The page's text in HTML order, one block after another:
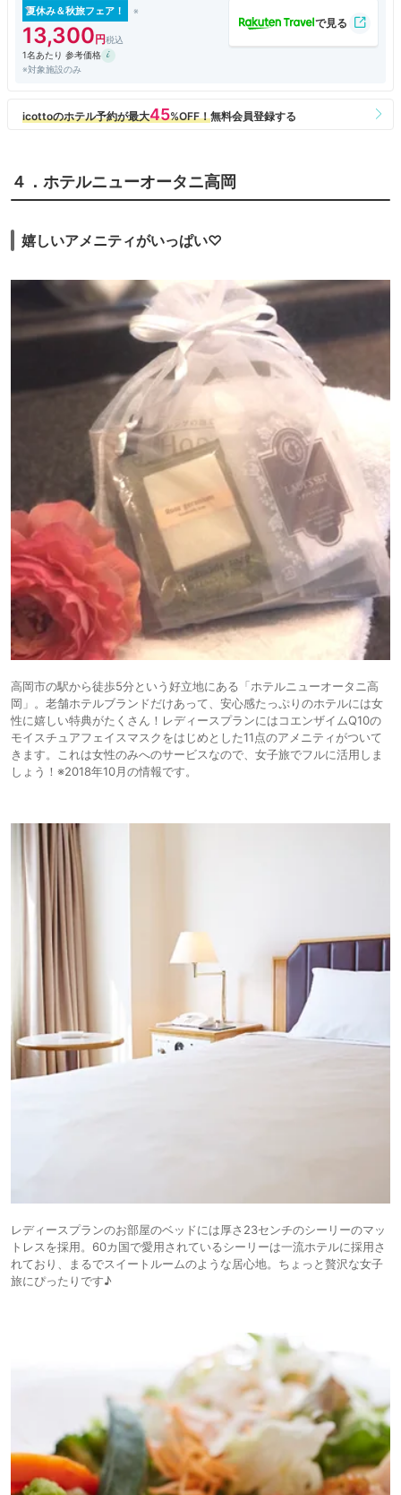
夏休み＆秋旅フェア！
13,300
1名あたり 参考価格
※対象施設のみ
４．ホテルニューオータニ高岡
嬉しいアメニティがいっぱい♡
高岡市の駅から徒歩5分という好立地にある「ホテルニューオータニ高
岡」。老舗ホテルブランドだけあって、安心感たっぷりのホテルには女
性に嬉しい特典がたくさん！レディースプランにはコエンザイムQ10の
モイスチュアフェイスマスクをはじめとした11点のアメニティがついて
きます。これは女性のみへのサービスなので、女子旅でフルに活用しま
しょう！※2018年10月の情報です。
レディースプランのお部屋のベッドには厚さ23センチのシーリーのマッ
トレスを採用。60カ国で愛用されているシーリーは一流ホテルに採用さ
れており、まるでスイートルームのような居心地。ちょっと贅沢な女子
旅にぴったりです♪